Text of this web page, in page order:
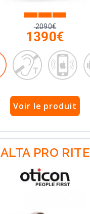
2090€
1390€
Voir le produit
ALTA PRO RITE